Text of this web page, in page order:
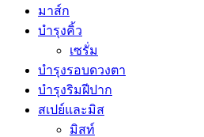
มาส์ก
บำรุงคิ้ว
เซรั่ม
บำรุงรอบดวงตา
บำรุงริมฝีปาก
สเปย์และมิส
มิสท์